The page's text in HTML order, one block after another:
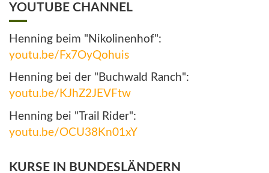
YOUTUBE CHANNEL
Henning beim "Nikolinenhof":
youtu.be/Fx7OyQohuis
Henning bei der "Buchwald Ranch":
youtu.be/KJhZ2JEVFtw
Henning bei "Trail Rider":
youtu.be/OCU38Kn01xY
KURSE IN BUNDESLÄNDERN